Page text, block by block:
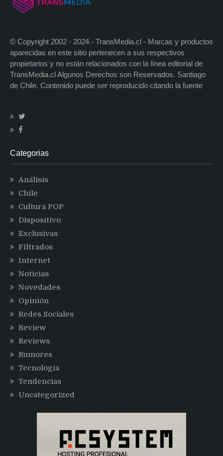
© Copyright 2002 - 2024 - TransMedia.cl - Marcas y productos
aparecidas en este sitio pertenecen a sus respectivos
propietarios y no están relacionados con la línea editorial de
TransMedia.cl Algunos Derechos son Reservados. Santiago
de Chile. Contenido puede ser reproducido citando la fuente
Categorias
Análisis
Chile
Cultura POP
Dispositivo
Exclusivas
Filtrados
Internet
Noticias
Novedades
Opinión
Redes Sociales
Review
Reviews
Rumores
Tecnología
Tendencias
Uncategorized